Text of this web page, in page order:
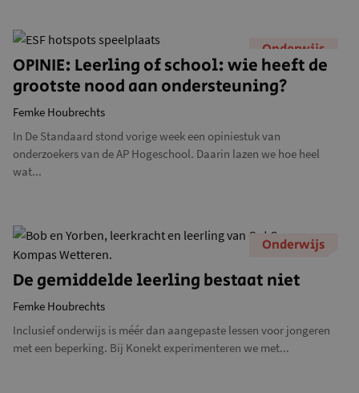
Onderwijs
OPINIE: Leerling of school: wie heeft de
grootste nood aan ondersteuning?
Femke Houbrechts
In De Standaard stond vorige week een opiniestuk van
onderzoekers van de AP Hogeschool. Daarin lazen we hoe heel
wat...
Onderwijs
De gemiddelde leerling bestaat niet
Femke Houbrechts
Inclusief onderwijs is méér dan aangepaste lessen voor jongeren
met een beperking. Bij Konekt experimenteren we met...